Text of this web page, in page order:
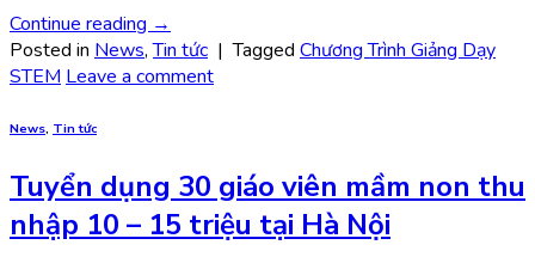
Continue reading →
Posted in News,Tin tức | Tagged Chương Trình Giảng Dạy
STEM Leave a comment
News, Tin tức
Tuyển dụng 30 giáo viên mầm non thu
nhập 10 – 15 triệu tại Hà Nội